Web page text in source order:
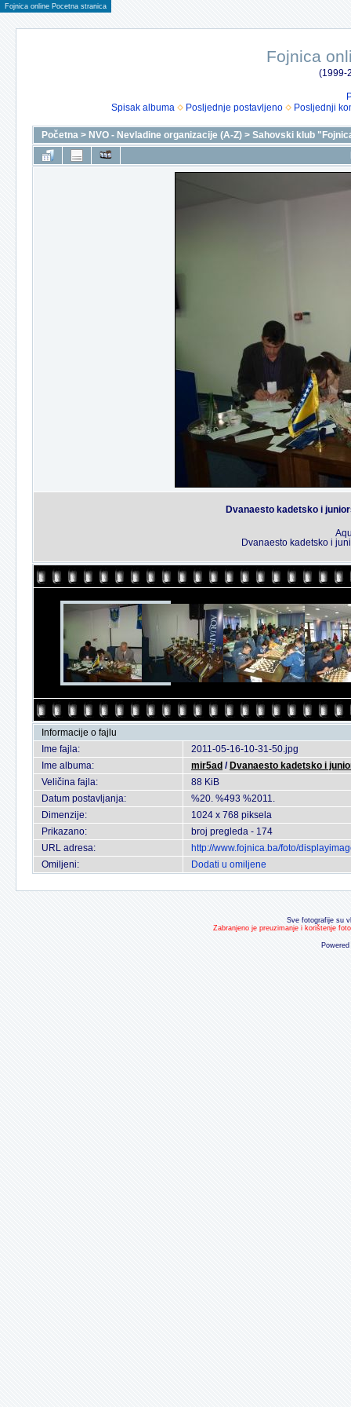
Fojnica online Pocetna stranica
Fojnica
(1999-
Spisak albuma
Posljednje postavljeno Posljednji
Početna > NVO - Nevladine organizacije (A-Z) > Sahovski klub
Dvanaesto kadetsko i
Dvanaesto kadetsko i
Informacije o fajlu
Ime fajla:
2011-05-16-10-31-50.jpg
Ime albuma:
mir5ad / Dvanaesto kadetsko i
Veličina fajla:
88 KiB
Datum postavljanja:
%20. %493 %2011.
Dimenzije:
1024 x 768 piksela
Prikazano:
broj pregleda - 174
URL adresa:
http://www.fojnica.ba/foto/
Omiljeni:
Dodati u omiljene
Sve fotografije su
Zabranjeno je preuzimanje i korištenje